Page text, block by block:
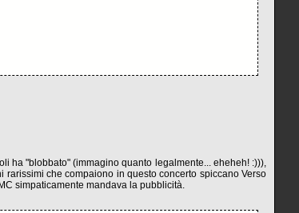
ha "blobbato" (immagino quanto legalmente... eheheh! :))),
che compaiono in questo concerto spiccano Verso
simpaticamente mandava la pubblicità.